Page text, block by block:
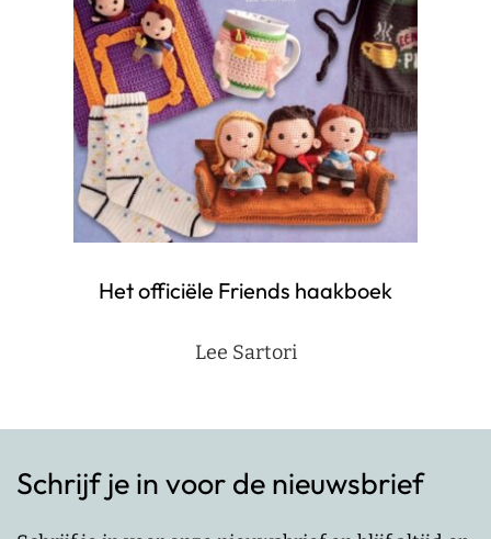
Het officiële Friends haakboek
Lee Sartori
Schrijf je in voor de nieuwsbrief